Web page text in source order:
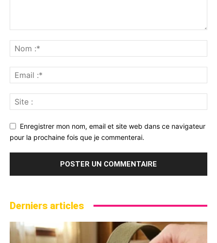
Enregistrer mon nom, email et site web dans ce navigateur
pour la prochaine fois que je commenterai.
Derniers articles